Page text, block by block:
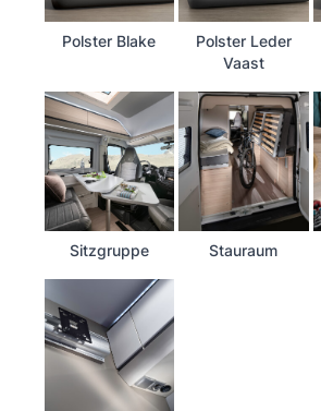
Polster Blake
Polster Leder
Vaast
Sitzgruppe Stauraum